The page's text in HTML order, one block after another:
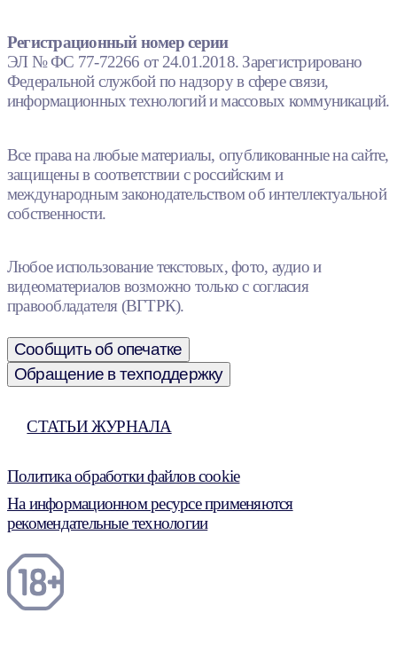
Регистрационный номер серии
ЭЛ № ФС 77-72266 от 24.01.2018. Зарегистрировано
Федеральной службой по надзору в сфере связи,
информационных технологий и массовых коммуникаций.
Все права на любые материалы, опубликованные на сайте,
защищены в соответствии с российским и
международным законодательством об интеллектуальной
собственности.
Любое использование текстовых, фото, аудио и
видеоматериалов возможно только с согласия
правообладателя (ВГТРК).
Сообщить об опечатке
Обращение в техподдержку
СТАТЬИ ЖУРНАЛА
Политика обработки файлов cookie
На информационном ресурсе применяются
рекомендательные технологии